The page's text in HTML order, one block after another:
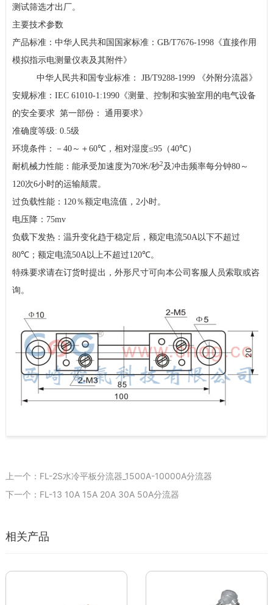
测试筛选才出厂。
主要技术参数
产品标准：中华人民共和国国家标准： GB/T7676-1998《直接作用
模拟指示电测量仪表及其附件》
中华人民共和国专业标准：
JB/T9288-1999
《外附分流器》
安规标准： IEC 61010-1:1990《测量、控制和实验室用的电气设备
的安全要求 第一部份： 通用要求》
准确度等级: 0.5级
环境条件：－ 40～＋ 60℃，相对湿度≤95（40℃）
耐机械力性能：能承受加速度为70米/秒2及冲击频率每分钟80～
120次6小时的运输颠震。
过负载性能： 120％额定电流值， 2小时。
电压降： 75mv
负载下发热：温升变化趋于稳定后，额定电流50A以下不超过
80℃；额定电流50A以上不超过120℃。
特殊要求请在订货时提出， 外形尺寸可向本公司客服人员索取或咨
询。
上一个：FL-2S水冷平板分流器_1500A-10000A分流器
下一个：FL-13 10A 15A 20A 30A 50A分流器
相关产品